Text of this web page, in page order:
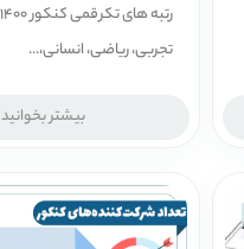
تجربی، ریاضی، انسانی،...
بیشتر بخوانید